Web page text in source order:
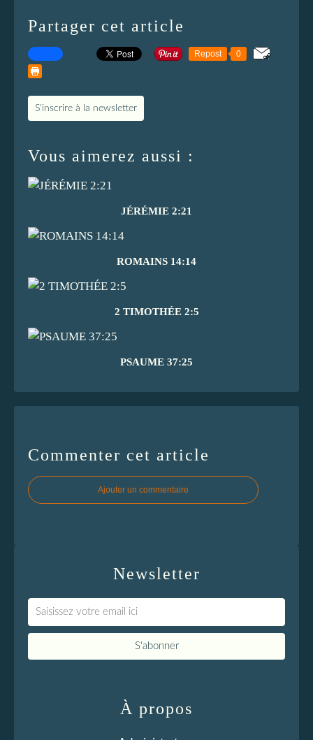
Partager cet article
Repost 0
S'inscrire à la newsletter
Vous aimerez aussi :
JÉRÉMIE 2:21
ROMAINS 14:14
2 TIMOTHÉE 2:5
PSAUME 37:25
Commenter cet article
Ajouter un commentaire
Newsletter
À propos